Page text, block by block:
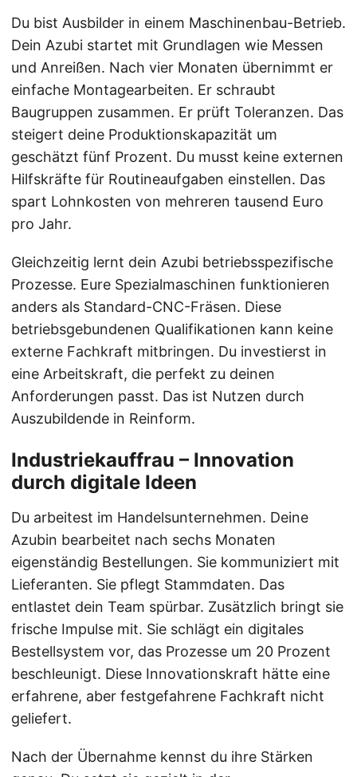
Du bist Ausbilder in einem Maschinenbau-Betrieb.
Dein Azubi startet mit Grundlagen wie Messen
und Anreißen. Nach vier Monaten übernimmt er
einfache Montagearbeiten. Er schraubt
Baugruppen zusammen. Er prüft Toleranzen. Das
steigert deine Produktionskapazität um
geschätzt fünf Prozent. Du musst keine externen
Hilfskräfte für Routineaufgaben einstellen. Das
spart Lohnkosten von mehreren tausend Euro
pro Jahr.
Gleichzeitig lernt dein Azubi betriebsspezifische
Prozesse. Eure Spezialmaschinen funktionieren
anders als Standard-CNC-Fräsen. Diese
betriebsgebundenen Qualifikationen kann keine
externe Fachkraft mitbringen. Du investierst in
eine Arbeitskraft, die perfekt zu deinen
Anforderungen passt. Das ist Nutzen durch
Auszubildende in Reinform.
Industriekauffrau – Innovation
durch digitale Ideen
Du arbeitest im Handelsunternehmen. Deine
Azubin bearbeitet nach sechs Monaten
eigenständig Bestellungen. Sie kommuniziert mit
Lieferanten. Sie pflegt Stammdaten. Das
entlastet dein Team spürbar. Zusätzlich bringt sie
frische Impulse mit. Sie schlägt ein digitales
Bestellsystem vor, das Prozesse um 20 Prozent
beschleunigt. Diese Innovationskraft hätte eine
erfahrene, aber festgefahrene Fachkraft nicht
geliefert.
Nach der Übernahme kennst du ihre Stärken